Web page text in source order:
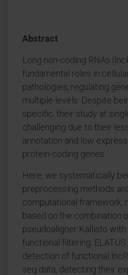
Abstract
Long non-coding RNAs
fundamental roles in
pathologies, regulating
multiple levels. Despite
specific, their study at
challenging due to their
annotation and low
protein-coding genes.
Here, we systematically
preprocessing methods
computational framework,
based on the combination
pseudoaligner Kallisto
functional filtering.
detection of functional
seq data, detecting their